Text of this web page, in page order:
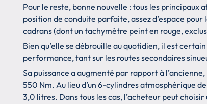
Pour le reste, bonne nouvelle : tous les principaux
position de conduite parfaite, assez d’espace
cadrans (dont un tachymètre peint en rouge,
Bien qu’elle se débrouille au quotidien, il est
performance, tant sur les routes secondaires
Sa puissance a augmenté par rapport à
550 Nm. Au lieu d’un 6-cylindres atmosphérique
3,0 litres. Dans tous les cas, l’acheteur peut